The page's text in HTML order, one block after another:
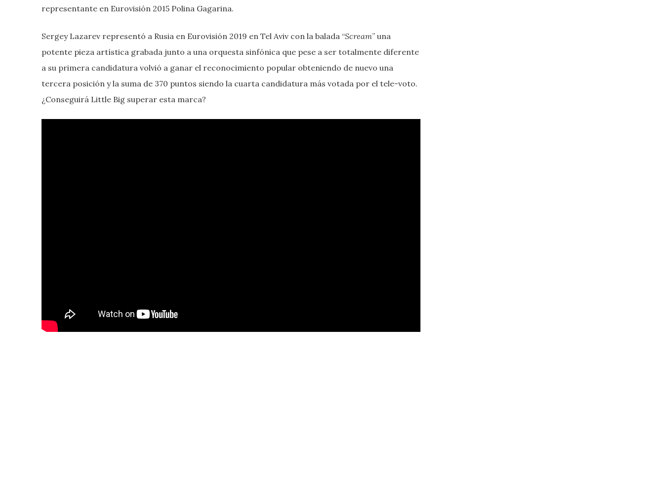
representante en Eurovisión 2015 Polina Gagarina.
Sergey Lazarev representó a Rusia en Eurovisión 2019 en Tel Aviv con la balada “Scream” una
potente pieza artística grabada junto a una orquesta sinfónica que pese a ser totalmente diferente
a su primera candidatura volvió a ganar el reconocimiento popular obteniendo de nuevo una
tercera posición y la suma de 370 puntos siendo la cuarta candidatura más votada por el tele-voto.
¿Conseguirá Little Big superar esta marca?